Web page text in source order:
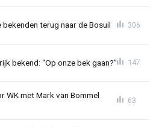
terug naar de Bosuil 306
bekend: “Op onze bek gaan?” 147
WK met Mark van Bommel
63